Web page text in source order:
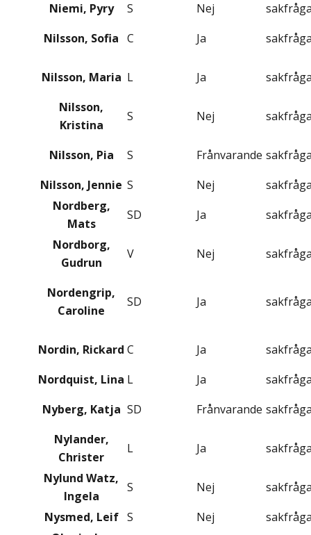
Niemi, Pyry
S Nej
Nilsson, Sofia C Ja
Nilsson, Maria L Ja
Nilsson,
Kristina
S Nej
Nilsson, Pia S Frånvarande
Nilsson, Jennie S Nej
Nordberg,
Mats
SD Ja
Nordborg,
Gudrun
V Nej
Nordengrip,
Caroline
SD Ja
Nordin, Rickard C Ja
Nordquist, Lina L Ja
Nyberg, Katja SD Frånvarande
Nylander,
Christer
L Ja
Nylund Watz,
Ingela
S Nej
Nysmed, Leif S Nej